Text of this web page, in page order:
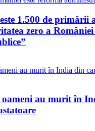
1.500 de primării
zero a
oameni au murit în